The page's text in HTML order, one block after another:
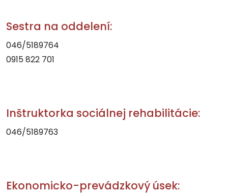
Sestra na oddelení:
046/5189764
0915 822 701
Inštruktorka sociálnej rehabilitácie:
046/5189763
Ekonomicko-prevádzkový úsek: